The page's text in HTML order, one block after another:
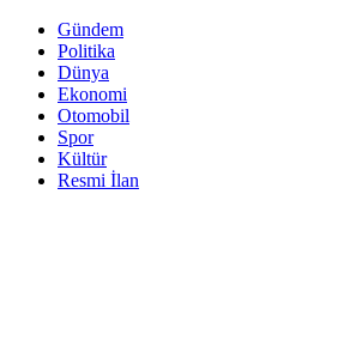
Gündem
Politika
Dünya
Ekonomi
Otomobil
Spor
Kültür
Resmi İlan